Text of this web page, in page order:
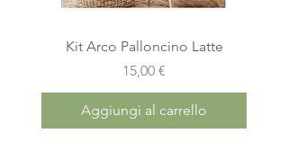
Kit Arco Palloncino Latte
Prezzo
15,00 €
Aggiungi al carrello